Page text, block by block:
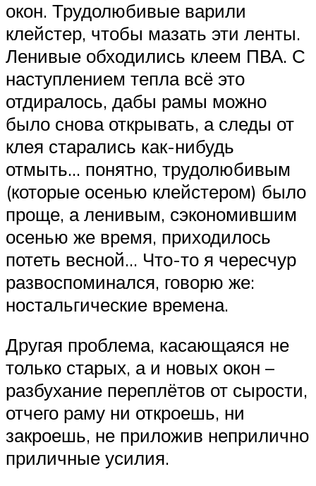
окон. Трудолюбивые варили
клейстер, чтобы мазать эти ленты.
Ленивые обходились клеем ПВА. С
наступлением тепла всё это
отдиралось, дабы рамы можно
было снова открывать, а следы от
клея старались как-нибудь
отмыть… понятно, трудолюбивым
(которые осенью клейстером) было
проще, а ленивым, сэкономившим
осенью же время, приходилось
потеть весной… Что-то я чересчур
развоспоминался, говорю же:
ностальгические времена.
Другая проблема, касающаяся не
только старых, а и новых окон –
разбухание переплётов от сырости,
отчего раму ни откроешь, ни
закроешь, не приложив неприлично
приличные усилия.